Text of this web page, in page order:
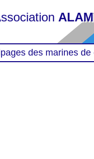
des marines